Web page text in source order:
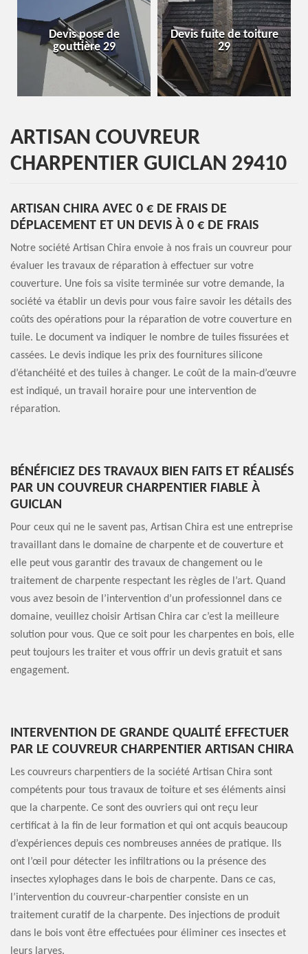
Devis pose de
gouttière 29
Devis fuite de toiture
29
ARTISAN COUVREUR
CHARPENTIER GUICLAN 29410
ARTISAN CHIRA AVEC 0 € DE FRAIS DE
DÉPLACEMENT ET UN DEVIS À 0 € DE FRAIS
Notre société Artisan Chira envoie à nos frais un couvreur pour
évaluer les travaux de réparation à effectuer sur votre
couverture. Une fois sa visite terminée sur votre demande, la
société va établir un devis pour vous faire savoir les détails des
coûts des opérations pour la réparation de votre couverture en
tuile. Le document va indiquer le nombre de tuiles fissurées et
cassées. Le devis indique les prix des fournitures silicone
d’étanchéité et des tuiles à changer. Le coût de la main-d’œuvre
est indiqué, un travail horaire pour une intervention de
réparation.
BÉNÉFICIEZ DES TRAVAUX BIEN FAITS ET RÉALISÉS
PAR UN COUVREUR CHARPENTIER FIABLE À
GUICLAN
Pour ceux qui ne le savent pas, Artisan Chira est une entreprise
travaillant dans le domaine de charpente et de couverture et
elle peut vous garantir des travaux de changement ou le
traitement de charpente respectant les règles de l’art. Quand
vous avez besoin de l’intervention d’un professionnel dans ce
domaine, veuillez choisir Artisan Chira car c’est la meilleure
solution pour vous. Que ce soit pour les charpentes en bois, elle
peut toujours les traiter et vous offrir un devis gratuit et sans
engagement.
INTERVENTION DE GRANDE QUALITÉ EFFECTUER
PAR LE COUVREUR CHARPENTIER ARTISAN CHIRA
Les couvreurs charpentiers de la société Artisan Chira sont
compétents pour tous travaux de toiture et ses éléments ainsi
que la charpente. Ce sont des ouvriers qui ont reçu leur
certificat à la fin de leur formation et qui ont acquis beaucoup
d’expériences depuis ces nombreuses années de pratique. Ils
ont l’œil pour détecter les infiltrations ou la présence des
insectes xylophages dans le bois de charpente. Dans ce cas,
l’intervention du couvreur-charpentier consiste en un
traitement curatif de la charpente. Des injections de produit
dans le bois vont être effectuées pour éliminer ces insectes et
leurs larves.